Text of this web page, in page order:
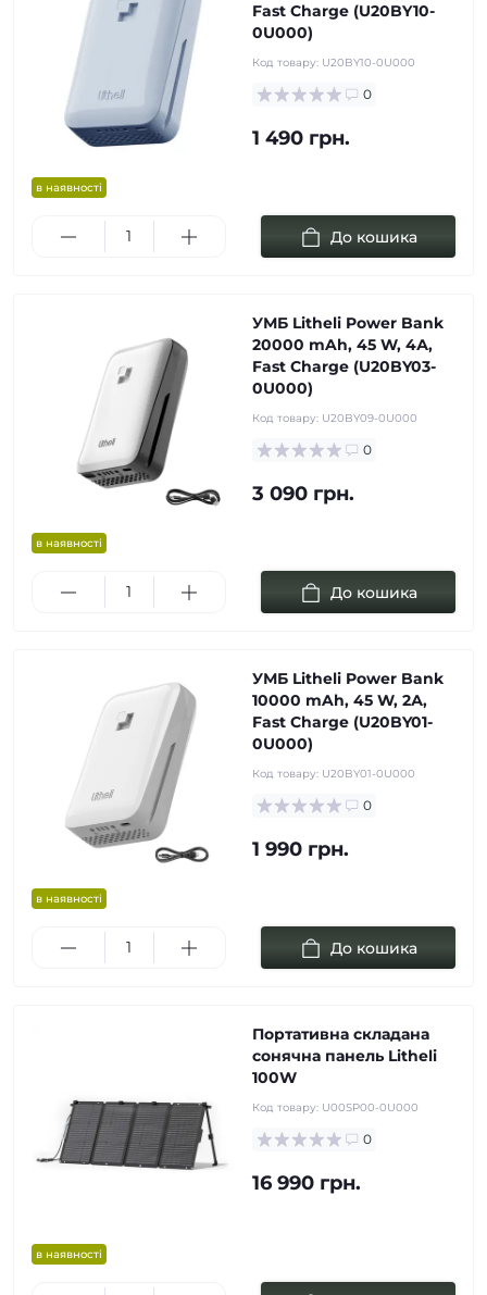
в наявності
Fast Charge (U20BY10-
0U000)
Код товару: U20BY10-0U000
0
1 490 грн.
До кошика
в наявності
УМБ Litheli Power Bank
20000 mAh, 45 W, 4А,
Fast Charge (U20BY03-
0U000)
Код товару: U20BY09-0U000
0
3 090 грн.
До кошика
в наявності
УМБ Litheli Power Bank
10000 mAh, 45 W, 2А,
Fast Charge (U20BY01-
0U000)
Код товару: U20BY01-0U000
0
1 990 грн.
До кошика
в наявності
Портативна складана
сонячна панель Litheli
100W
Код товару: U00SP00-0U000
0
16 990 грн.